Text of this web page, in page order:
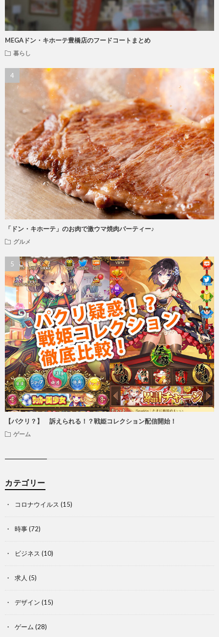
MEGAドン・キホーテ豊橋店のフードコートまとめ
暮らし
「ドン・キホーテ」のお肉で激ウマ焼肉パーティー♪
グルメ
【パクリ？】 訴えられる！？戦姫コレクション配信開始！
ゲーム
カテゴリー
コロナウイルス (15)
時事(72)
ビジネス (10)
求人 (5)
デザイン (15)
ゲーム (28)